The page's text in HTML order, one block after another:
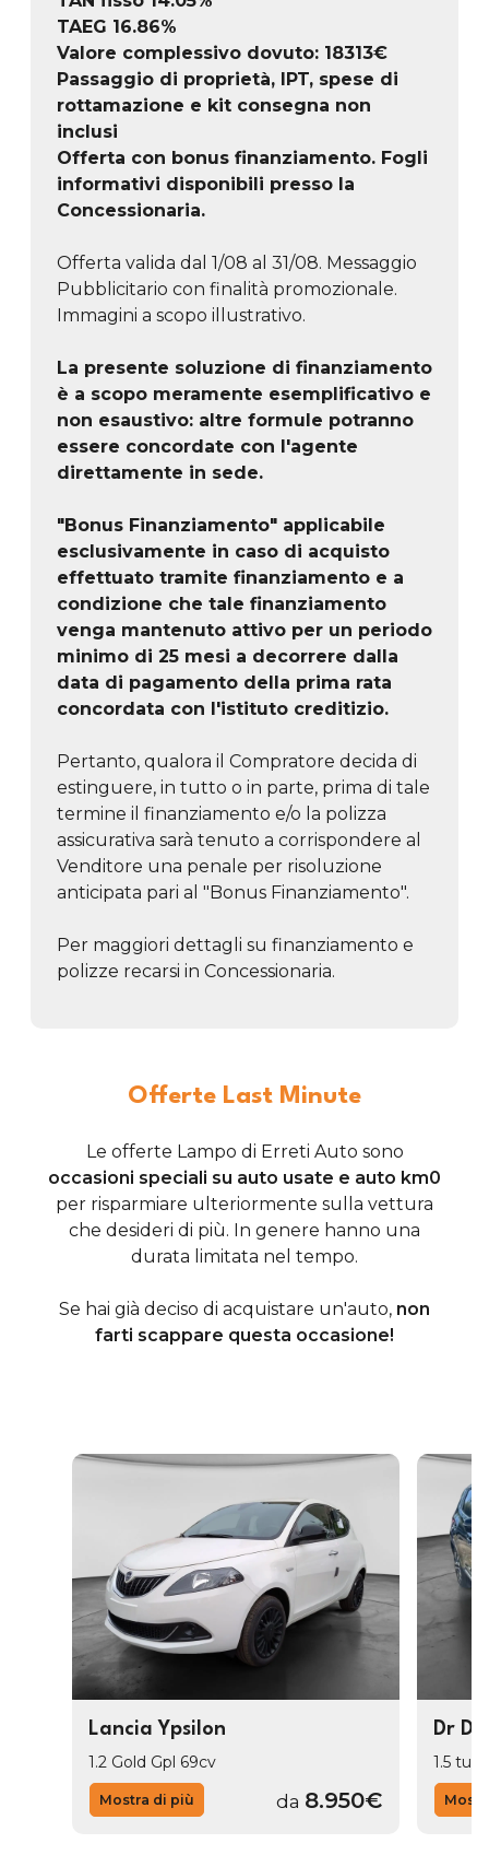
TAEG 16.86%
Valore complessivo dovuto: 18313€
Passaggio di proprietà, IPT, spese di
rottamazione e kit consegna non
inclusi
Offerta con bonus finanziamento. Fogli
informativi disponibili presso la
Concessionaria.
Offerta valida dal 1/08 al 31/08. Messaggio
Pubblicitario con finalità promozionale.
Immagini a scopo illustrativo.
La presente soluzione di finanziamento
è a scopo meramente esemplificativo e
non esaustivo: altre formule potranno
essere concordate con l'agente
direttamente in sede.
"Bonus Finanziamento" applicabile
esclusivamente in caso di acquisto
effettuato tramite finanziamento e a
condizione che tale finanziamento
venga mantenuto attivo per un periodo
minimo di 25 mesi a decorrere dalla
data di pagamento della prima rata
concordata con l'istituto creditizio.
Pertanto, qualora il Compratore decida di
estinguere, in tutto o in parte, prima di tale
termine il finanziamento e/o la polizza
assicurativa sarà tenuto a corrispondere al
Venditore una penale per risoluzione
anticipata pari al "Bonus Finanziamento".
Per maggiori dettagli su finanziamento e
polizze recarsi in Concessionaria.
Offerte Last Minute
Le offerte Lampo di Erreti Auto sono
occasioni speciali su auto usate e auto km0
per risparmiare ulteriormente sulla vettura
che desideri di più. In genere hanno una
durata limitata nel tempo.
Se hai già deciso di acquistare un'auto, non
farti scappare questa occasione!
Lancia Ypsilon
1.2 Gold Gpl 69cv
Mostra di più da 8.950€
Dr Dr
1.5